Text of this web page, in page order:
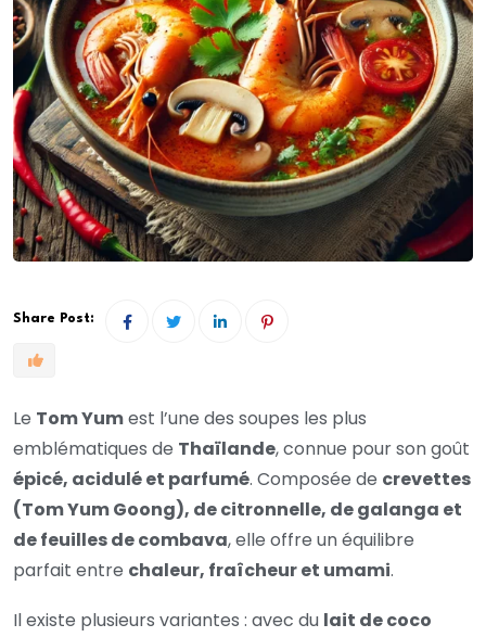
Share Post:
Le Tom Yumest l’une des soupes les plus
emblématiques de Thaïlande, connue pour son goût
épicé, acidulé et parfumé. Composée de crevettes
(Tom Yum Goong), de citronnelle, de galanga et
de feuilles de combava, elle offre un équilibre
parfait entre chaleur, fraîcheur et umami.
Il existe plusieurs variantes : avec du lait de coco